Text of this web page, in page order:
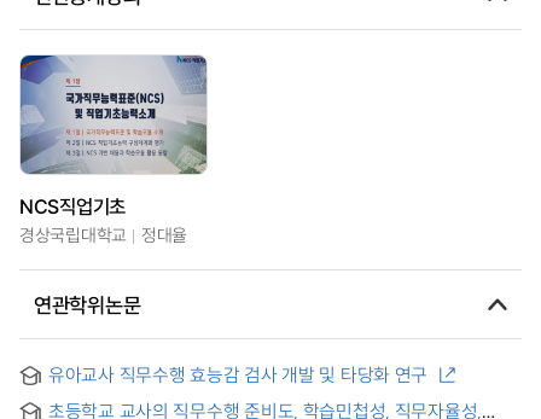
NCS직업기초
경상국립대학교 정대율
연관학위논문
유아교사 직무수행 효능감 검사 개발 및 타당화 연구
초등학교 교사의 직무수행 준비도, 학습민첩성, 직무자율성,